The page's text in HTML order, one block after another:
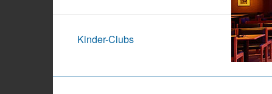
Kinder-Clubs